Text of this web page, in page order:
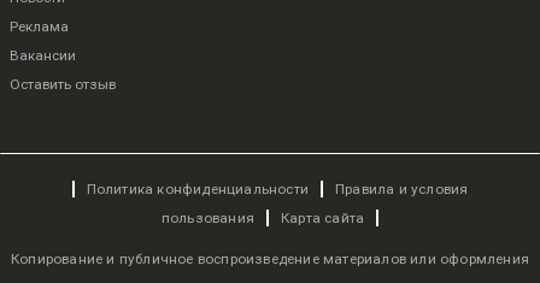
Реклама
Вакансии
Оставить отзыв
Политика конфиденциальности
Правила и условия
пользования
Карта сайта
Копирование и публичное воспроизведение материалов или оформления